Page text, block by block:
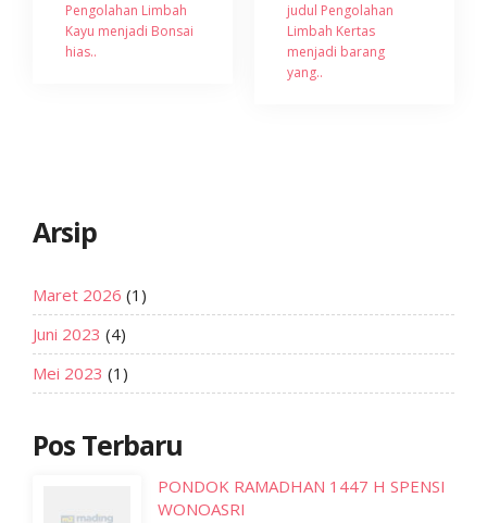
Pengolahan Limbah
Kayu menjadi Bonsai
hias..
judul Pengolahan
Limbah Kertas
menjadi barang
yang..
Arsip
Maret 2026 (1)
Juni 2023 (4)
Mei 2023 (1)
Pos Terbaru
PONDOK RAMADHAN 1447 H SPENSI
WONOASRI